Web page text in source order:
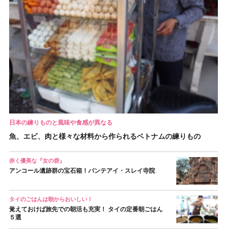
日本の練りものと風味や食感が異なる
魚、エビ、肉と様々な材料から作られるベトナムの練りもの
赤く優美な『女の砦』
アンコール遺跡群の宝石箱！バンテアイ・スレイ寺院
タイのごはんは朝からおいしい！
覚えておけば旅先での朝活も充実！ タイの定番朝ごはん
５選